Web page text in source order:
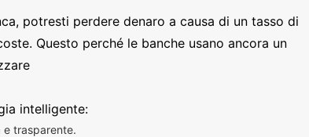
potresti perdere denaro a causa di un tasso di
Questo perché le banche usano ancora un
intelligente:
e trasparente.